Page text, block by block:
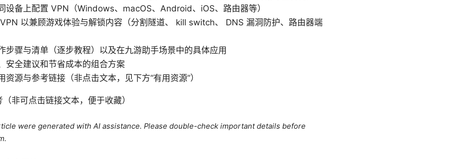
设备上配置 VPN（Windows、macOS、Android、iOS、路由器等）
以兼顾游戏体验与解锁内容（分割隧道、 kill switch、 DNS 漏洞防护、路由器端
步骤与清单（逐步教程）以及在九游助手场景中的具体应用
安全建议和节省成本的组合方案
资源与参考链接（非点击文本，见下方“有用资源”）
非可点击链接文本，便于收藏）
were generated with AI assistance. Please double-check important details before